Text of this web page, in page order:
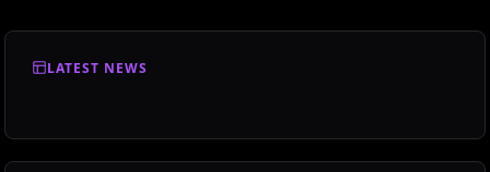
LATEST NEWS